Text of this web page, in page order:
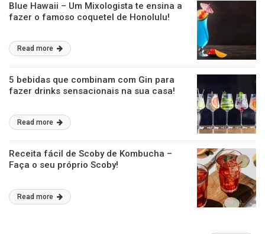
Blue Hawaii – Um Mixologista te ensina a
fazer o famoso coquetel de Honolulu!
Read more
5 bebidas que combinam com Gin para
fazer drinks sensacionais na sua casa!
Read more
Receita fácil de Scoby de Kombucha –
Faça o seu próprio Scoby!
Read more